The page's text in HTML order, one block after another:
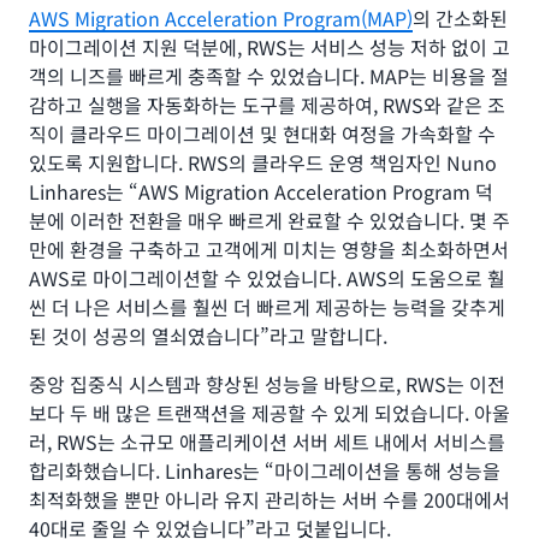
AWS Migration Acceleration Program(MAP)의 간소화된
마이그레이션 지원 덕분에, RWS는 서비스 성능 저하 없이 고
객의 니즈를 빠르게 충족할 수 있었습니다. MAP는 비용을 절
감하고 실행을 자동화하는 도구를 제공하여, RWS와 같은 조
직이 클라우드 마이그레이션 및 현대화 여정을 가속화할 수
있도록 지원합니다. RWS의 클라우드 운영 책임자인 Nuno
Linhares는 “AWS Migration Acceleration Program 덕
분에 이러한 전환을 매우 빠르게 완료할 수 있었습니다. 몇 주
만에 환경을 구축하고 고객에게 미치는 영향을 최소화하면서
AWS로 마이그레이션할 수 있었습니다. AWS의 도움으로 훨
씬 더 나은 서비스를 훨씬 더 빠르게 제공하는 능력을 갖추게
된 것이 성공의 열쇠였습니다”라고 말합니다.
중앙 집중식 시스템과 향상된 성능을 바탕으로, RWS는 이전
보다 두 배 많은 트랜잭션을 제공할 수 있게 되었습니다. 아울
러, RWS는 소규모 애플리케이션 서버 세트 내에서 서비스를
합리화했습니다. Linhares는 “마이그레이션을 통해 성능을
최적화했을 뿐만 아니라 유지 관리하는 서버 수를 200대에서
40대로 줄일 수 있었습니다”라고 덧붙입니다.